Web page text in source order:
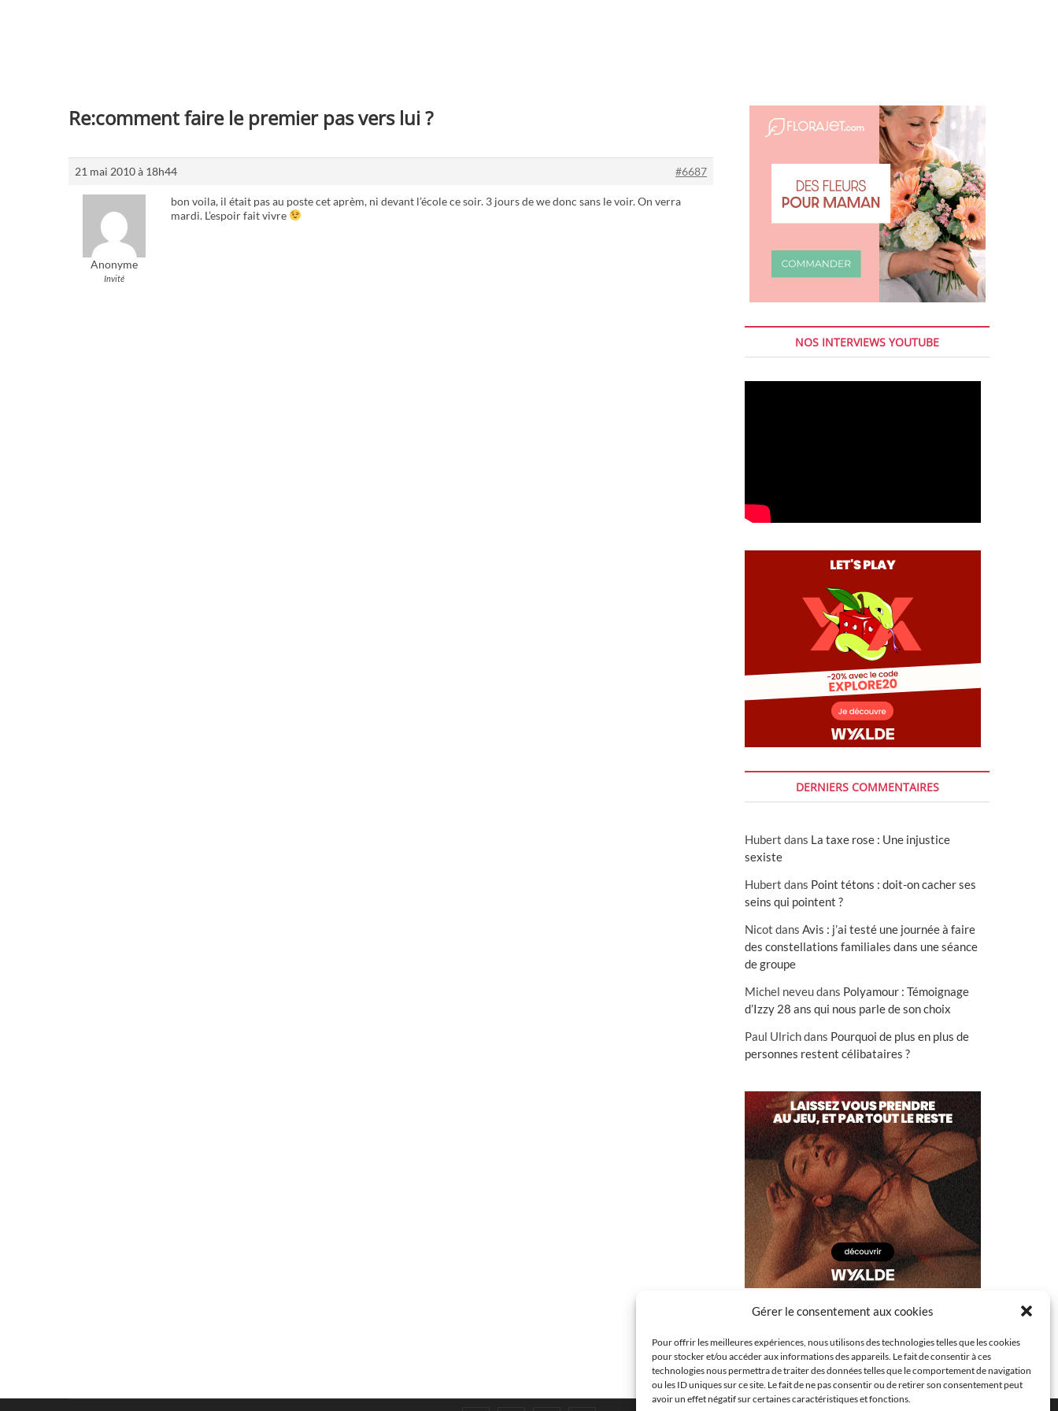
Gérer le consentement aux cookies
Pour offrir les meilleures expériences, nous utilisons des technologies telles que les cookies
pour stocker et/ou accéder aux informations des appareils. Le fait de consentir à ces
technologies nous permettra de traiter des données telles que le comportement de navigation
ou les ID uniques sur ce site. Le fait de ne pas consentir ou de retirer son consentement peut
avoir un effet négatif sur certaines caractéristiques et fonctions.
Re:comment faire le premier pas vers lui ?
21 mai 2010 à 18h44 #6687
Anonyme
Invité
bon voila, il était pas au poste cet aprèm, ni devant l’école ce soir. 3 jours de we donc sans le voir. On verra
mardi. L’espoir fait vivre
NOS INTERVIEWS YOUTUBE
DERNIERS COMMENTAIRES
Hubert dans La taxe rose : Une injustice
sexiste
Hubert dans Point tétons : doit-on cacher ses
seins qui pointent ?
Nicot dans Avis : j’ai testé une journée à faire
des constellations familiales dans une séance
de groupe
Michel neveudans Polyamour : Témoignage
d’Izzy 28 ans qui nous parle de son choix
Paul Ulrichdans Pourquoi de plus en plus de
personnes restent célibataires ?